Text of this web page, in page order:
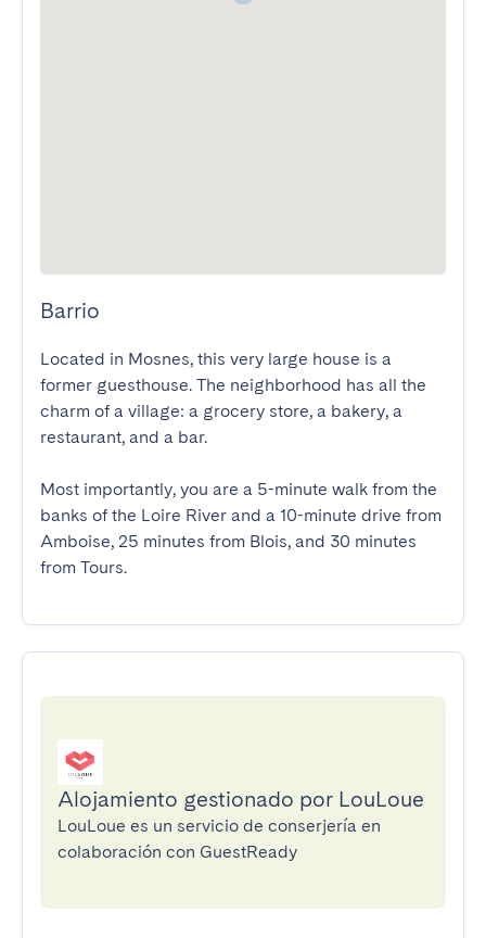
Barrio
Located in Mosnes, this very large house is a
former guesthouse. The neighborhood has all the
charm of a village: a grocery store, a bakery, a
restaurant, and a bar.
Most importantly, you are a 5-minute walk from the
banks of the Loire River and a 10-minute drive from
Amboise, 25 minutes from Blois, and 30 minutes
from Tours.
Alojamiento gestionado por LouLoue
LouLoue es un servicio de conserjería en
colaboración con GuestReady